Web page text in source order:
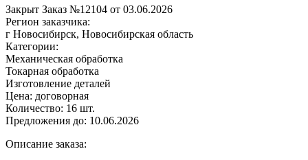
Закрыт Заказ №12104 от 03.06.2026
Регион заказчика:
г Новосибирск, Новосибирская область
Категории:
Механическая обработка
Токарная обработка
Изготовление деталей
Цена: договорная
Количество: 16 шт.
Предложения до: 10.06.2026
Описание заказа: